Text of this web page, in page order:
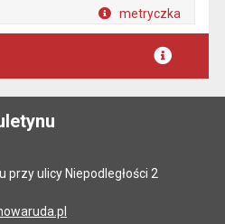
metryczka
przy ulicy Niepodległości 2